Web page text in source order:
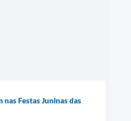
nas Festas Juninas das